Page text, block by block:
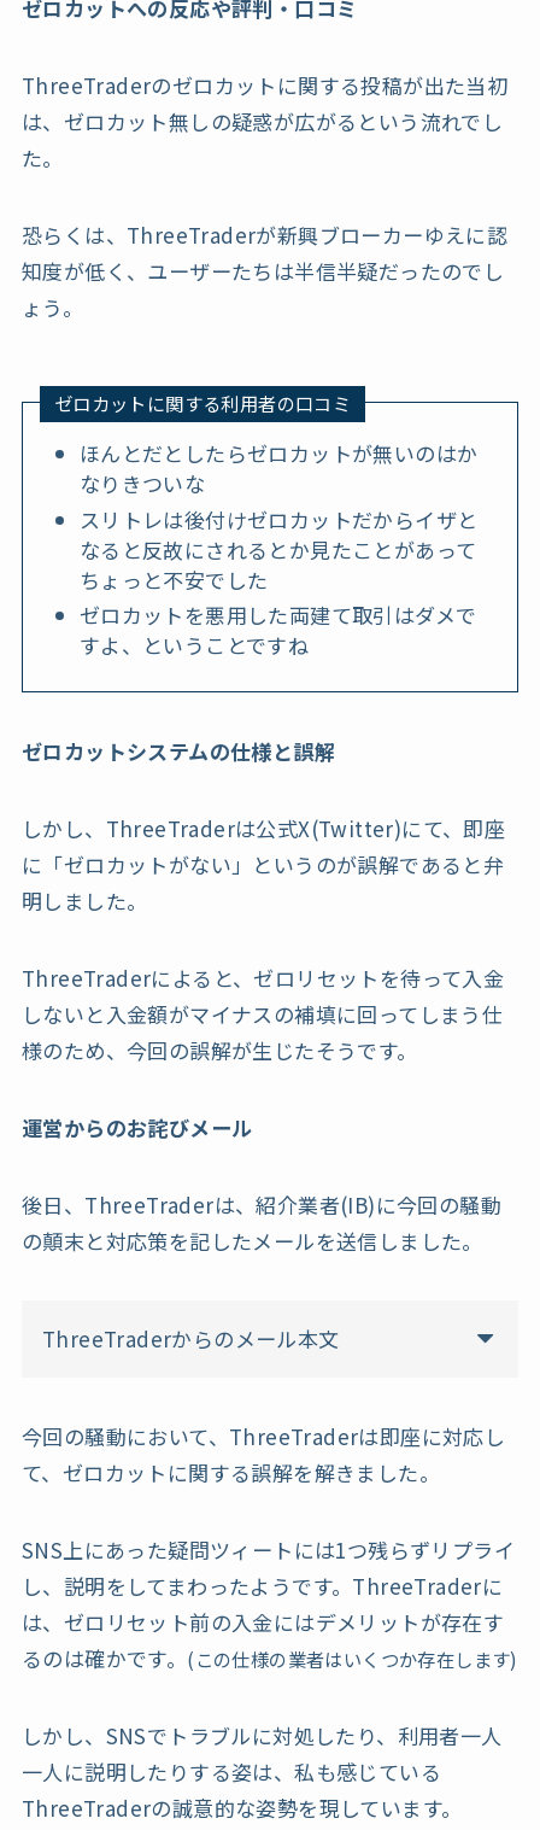
ゼロカットへの反応や評判・口コミ
ThreeTraderのゼロカットに関する投稿が出た当初
は、ゼロカット無しの疑惑が広がるという流れでし
た。
恐らくは、ThreeTraderが新興ブローカーゆえに認
知度が低く、ユーザーたちは半信半疑だったのでし
ょう。
ゼロカットに関する利用者の口コミ
ほんとだとしたらゼロカットが無いのはか
なりきついな
スリトレは後付けゼロカットだからイザと
なると反故にされるとか見たことがあって
ちょっと不安でした
ゼロカットを悪用した両建て取引はダメで
すよ、ということですね
ゼロカットシステムの仕様と誤解
しかし、ThreeTraderは公式X(Twitter)にて、即座
に「ゼロカットがない」というのが誤解であると弁
明しました。
ThreeTraderによると、ゼロリセットを待って入金
しないと入金額がマイナスの補填に回ってしまう仕
様のため、今回の誤解が生じたそうです。
運営からのお詫びメール
後日、ThreeTraderは、紹介業者(IB)に今回の騒動
の顛末と対応策を記したメールを送信しました。
ThreeTraderからのメール本文
今回の騒動において、ThreeTraderは即座に対応し
て、ゼロカットに関する誤解を解きました。
SNS上にあった疑問ツィートには1つ残らずリプライ
し、説明をしてまわったようです。ThreeTraderに
は、ゼロリセット前の入金にはデメリットが存在す
るのは確かです。 (この仕様の業者はいくつか存在します)
しかし、SNSでトラブルに対処したり、利用者一人
一人に説明したりする姿は、私も感じている
ThreeTraderの誠意的な姿勢を現しています。